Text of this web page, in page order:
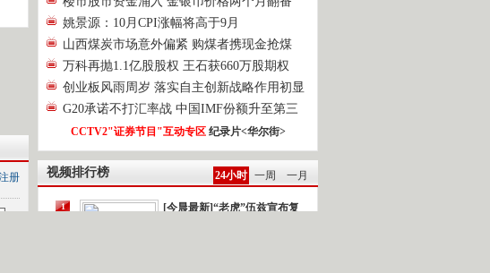
册
姚景源：10月CPI涨幅将高于9月
山西煤炭市场意外偏紧 购煤者携现金抢煤
万科再抛1.1亿股股权 王石获660万股期权
创业板风雨周岁 落实自主创新战略作用初显
G20承诺不打汇率战 中国IMF份额升至第三
CCTV2"证券节目"互动专区 纪录片<华尔街>
视频排行榜 24小时 一周 一月
1
[今晨最新]“老虎”伍兹宣布复